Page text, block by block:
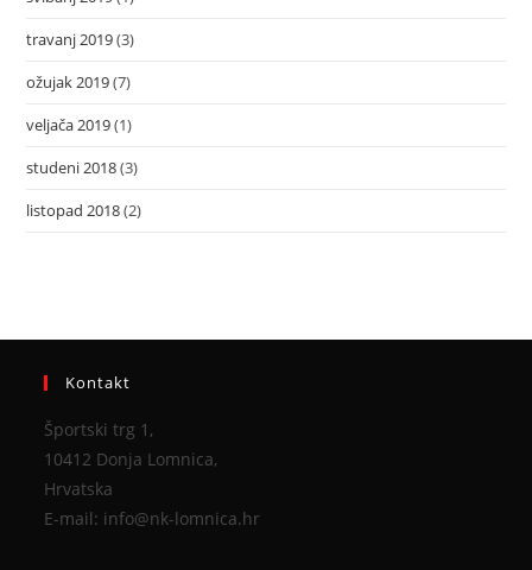
travanj 2019(3)
ožujak 2019(7)
veljača 2019(1)
studeni 2018(3)
listopad 2018(2)
Kontakt
Športski trg 1,
10412 Donja Lomnica,
Hrvatska
E-mail: info@nk-lomnica.hr